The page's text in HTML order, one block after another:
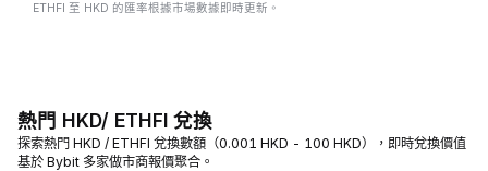
ETHFI 至 HKD 的匯率根據市場數據即時更新。
熱門 HKD/ ETHFI 兌換
探索熱門 HKD / ETHFI 兌換數額（0.001 HKD - 100 HKD），即時兌換價值
基於 Bybit 多家做市商報價聚合。